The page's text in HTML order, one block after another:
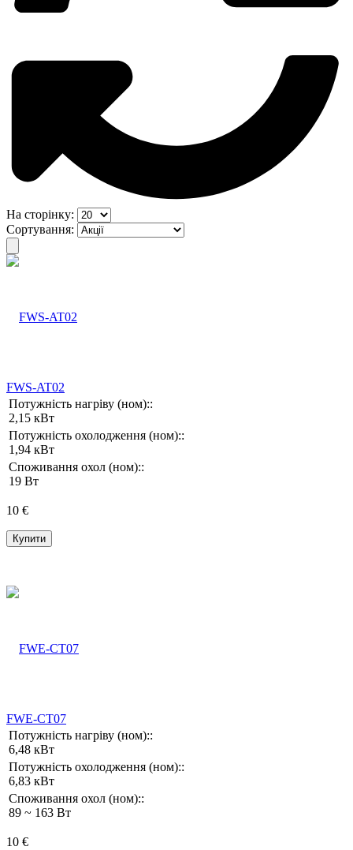
На сторінку:
Сортування:
FWS-AT02
Потужність нагріву (ном)::
2,15 кВт
Потужність охолодження (ном)::
1,94 кВт
Споживання охол (ном)::
19 Вт
10 €
Купити
FWE-CT07
Потужність нагріву (ном)::
6,48 кВт
Потужність охолодження (ном)::
6,83 кВт
Споживання охол (ном)::
89 ~ 163 Вт
10 €